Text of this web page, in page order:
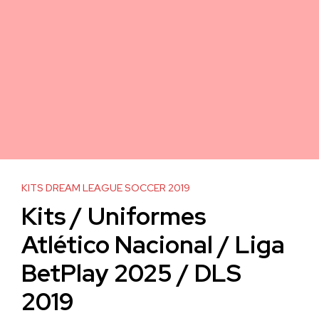
KITS DREAM LEAGUE SOCCER 2019
Kits / Uniformes
Atlético Nacional / Liga
BetPlay 2025 / DLS
2019